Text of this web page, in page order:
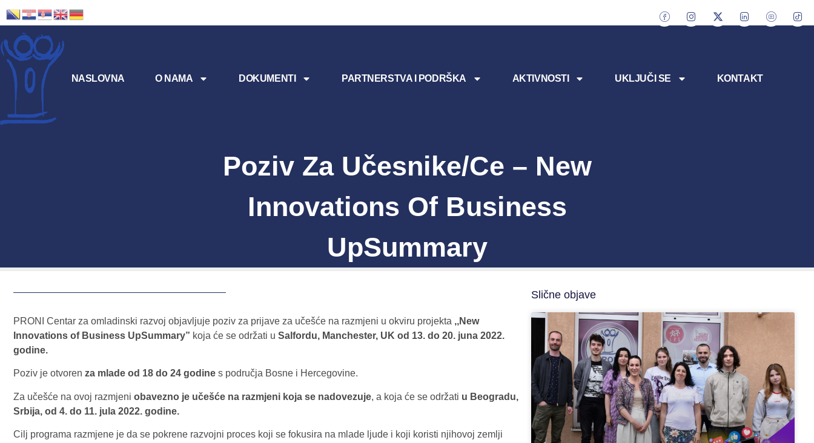
NASLOVNA O NAMA DOKUMENTI PARTNERSTVA I PODRŠKA AKTIVNOSTI UKLJUČI SE KONTAKT
Poziv Za Učesnike/ce – New
Innovations Of Business
UpSummary
PRONI Centar za omladinski razvoj objavljuje poziv za prijave za učešće na razmjeni u okviru projekta ,,New
Innovations of Business UpSummary” koja će se održati u Salfordu, Manchester, UK od 13. do 20. juna 2022.
godine.
Poziv je otvoren za mlade od 18 do 24 godine s područja Bosne i Hercegovine.
Za učešće na ovoj razmjeni obavezno je učešće na razmjeni koja se nadovezuje, a koja će se održati u Beogradu,
Srbija, od 4. do 11. jula 2022. godine.
Cilj programa razmjene je da se pokrene razvojni proces koji se fokusira na mlade ljude i koji koristi njihovoj zemlji
Slične objave